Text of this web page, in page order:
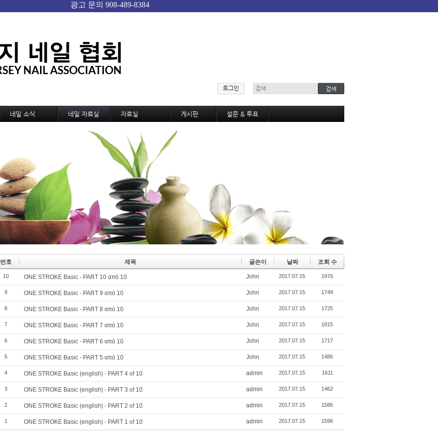
로그인
네일 소식
국내외 소식
네일 자료실 자료실
샵 자료실
게시판 설문 & 투표
번호 제목 글쓴이 날짜 조회 수
10 ONE STROKE Basic - PART 10 από 10 John 2017.07.15 1976
9 ONE STROKE Basic - PART 9 από 10 John 2017.07.15 1749
8 ONE STROKE Basic - PART 8 από 10 John 2017.07.15 1725
7 ONE STROKE Basic - PART 7 από 10 John 2017.07.15 1815
6 ONE STROKE Basic - PART 6 από 10 John 2017.07.15 1717
5 ONE STROKE Basic - PART 5 από 10 John 2017.07.15 1486
4 ONE STROKE Basic (english) - PART 4 of 10 admin 2017.07.15 1611
3 ONE STROKE Basic (english) - PART 3 of 10 admin 2017.07.15 1462
2 ONE STROKE Basic (english) - PART 2 of 10 admin 2017.07.15 1586
1 ONE STROKE Basic (english) - PART 1 of 10 admin 2017.07.15 1596